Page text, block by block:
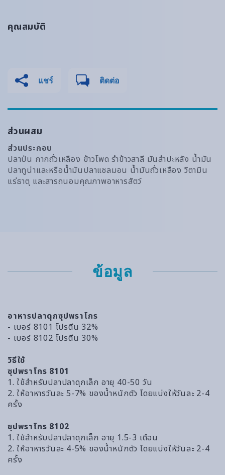
คุณสมบัติ
แชร์ ติดต่อ
ส่วนผสม
ส่วนประกอบ
ปลาป่น กากถั่วเหลือง ข้าวโพด รำข้าวสาลี มันสำปะหลัง น้ำมัน
ปลาทูน่าและหรือน้ำมันปลาแซลมอน น้ำมันถั่วเหลือง วิตามิน
แร่ธาตุ และสารถนอมคุณภาพอาหารสัตว์
ข้อมูล
อาหารปลาดุกซุปพราโกร
- เบอร์ 8101 โปรตีน 32%
- เบอร์ 8102 โปรตีน 30%
วิธีใช้
ซุปพราโกร 8101
1. ใช้สำหรับปลาปลาดุกเล็ก อายุ 40-50 วัน
2. ให้อาหารวันละ 5-7% ของน้ำหนักตัว โดยแบ่งให้วันละ 2-4
ครั้ง
ซุปพราโกร 8102
1. ใช้สำหรับปลาปลาดุกเล็ก อายุ 1.5-3 เดือน
2. ให้อาหารวันละ 4-5% ของน้ำหนักตัว โดยแบ่งให้วันละ 2-4
ครั้ง